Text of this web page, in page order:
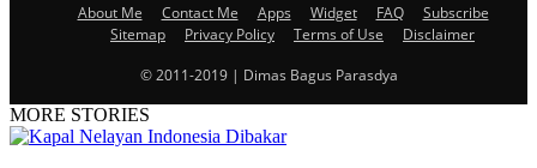
About Me
Contact Me Apps Widget FAQ
Subscribe
Sitemap
Privacy Policy Terms of Use
Disclaimer
© 2011-2019 | Dimas Bagus Parasdya
MORE STORIES